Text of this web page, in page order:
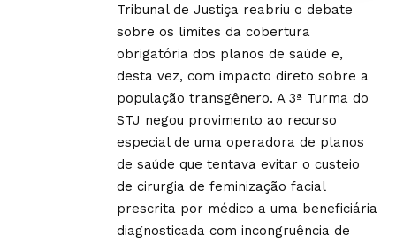
Tribunal de Justiça reabriu o debate
sobre os limites da cobertura
obrigatória dos planos de saúde e,
desta vez, com impacto direto sobre a
população transgênero. A 3ª Turma do
STJ negou provimento ao recurso
especial de uma operadora de planos
de saúde que tentava evitar o custeio
de cirurgia de feminização facial
prescrita por médico a uma beneficiária
diagnosticada com incongruência de